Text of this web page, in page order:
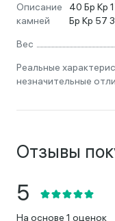
Описание
камней
40 Бр Кр
Бр Кр 57
Вес
Реальные
незначительные
Отзывы
На основе 1 оценок